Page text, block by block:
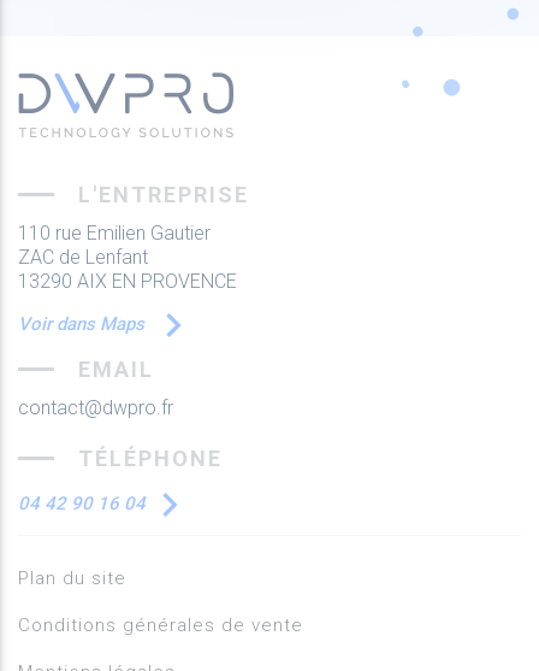
L'ENTREPRISE
110 rue Emilien Gautier
ZAC de Lenfant
13290 AIX EN PROVENCE
Voir dans Maps
EMAIL
contact@dwpro.fr
TÉLÉPHONE
04 42 90 16 04
Plan du site
Conditions générales de vente